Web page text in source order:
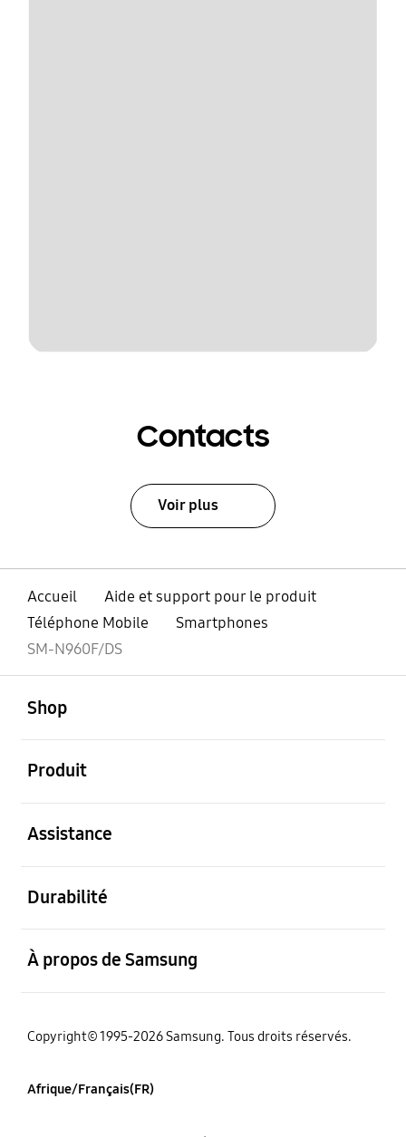
Contacts
Voir plus
Accueil
Aide et support pour le produit
Téléphone Mobile
Smartphones
SM-N960F/DS
Shop
Produit
Assistance
Durabilité
À propos de Samsung
Copyright© 1995-2026 Samsung. Tous droits réservés.
Afrique/Français(FR)